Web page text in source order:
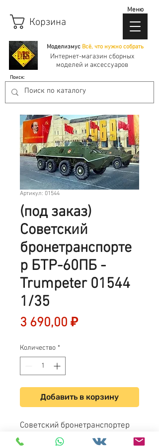
Моделизмус Всё, что нужно собрать
Корзина
Интернет-магазин сборных
моделей и аксессуаров
Поиск:
Меню
Артикул: 01544
(под заказ)
Советский
бронетранспорте
р БТР-60ПБ -
Trumpeter 01544
1/35
3 690,00 ₽Цена
Количество *
Добавить в корзину
Советский бронетранспортер
БТР-60 ПБ - Trumpeter 01544